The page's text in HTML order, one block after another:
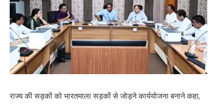
राज्य की सड़कों को भारतमाला सड़कों से जोड़ने कार्ययोजना बनाने कहा,